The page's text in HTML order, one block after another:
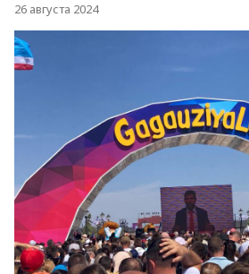
26 августа 2024